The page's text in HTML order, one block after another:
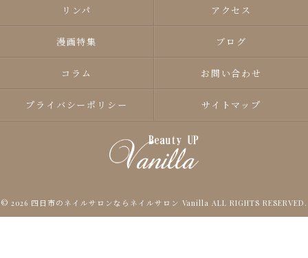
リンパ アクセス
漫画特集 ブログ
コラム お問い合わせ
プライバシーポリシー サイトマップ
© 2026 四日市のネイルサロンならネイルサロン Vanilla ALL RIGHTS RESERVED.